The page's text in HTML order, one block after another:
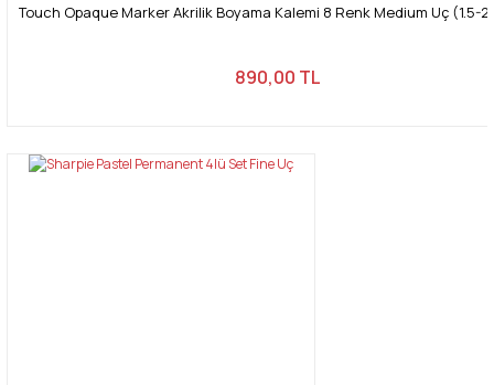
Touch Opaque Marker Akrilik Boyama Kalemi 8 Renk Medium Uç (1.5-
890,00 TL